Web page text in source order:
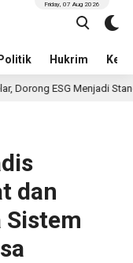
Politik Hukrim
Friday, 07 Aug 2026
Menjadi Standar Baru
dan
Sistem